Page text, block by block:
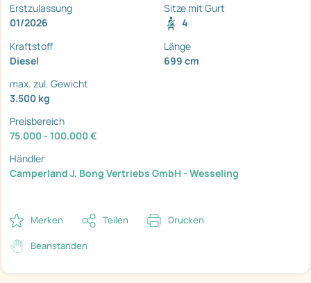
Erstzulassung
01/2026
Sitze mit Gurt
4
Kraftstoff
Diesel
Länge
699 cm
max. zul. Gewicht
3.500 kg
Preisbereich
75.000 - 100.000 €
Händler
Camperland J. Bong Vertriebs GmbH - Wesseling
Merken Teilen Drucken
Beanstanden